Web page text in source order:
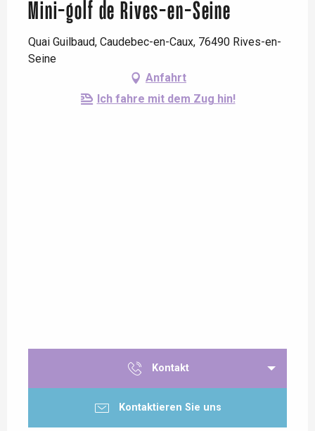
Mini-golf de Rives-en-Seine
Quai Guilbaud, Caudebec-en-Caux, 76490 Rives-en-
Seine
Anfahrt
Ich fahre mit dem Zug hin!
Kontakt
Kontaktieren Sie uns